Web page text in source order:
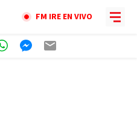
FM IRE EN VIVO